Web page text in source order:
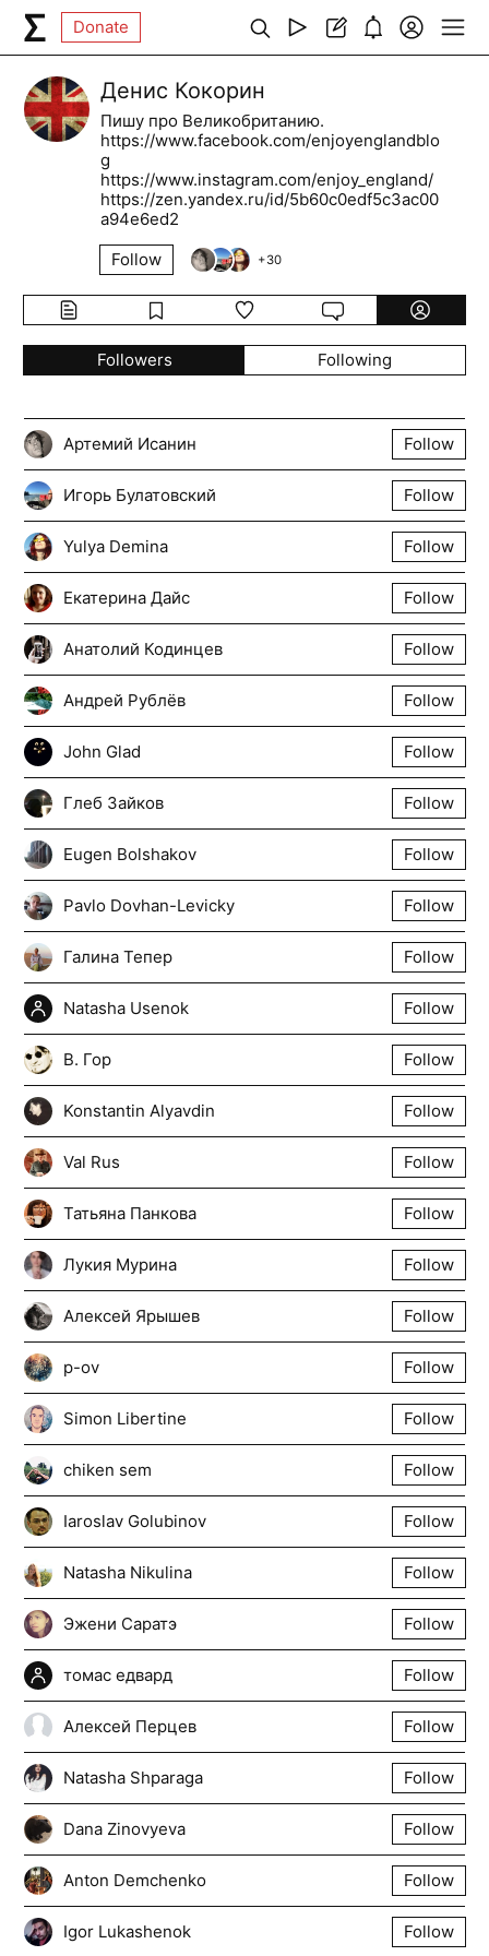
Donate
Денис Кокорин
Пишу про Великобританию.
https://www.facebook.com/enjoyenglandblo
g
https://www.instagram.com/enjoy_england/
https://zen.yandex.ru/id/5b60c0edf5c3ac00
a94e6ed2
Follow
+30
Followers Following
Артемий Исанин Follow
Игорь Булатовский Follow
Yulya Demina Follow
Екатерина Дайс Follow
Анатолий Кодинцев Follow
Андрей Рублёв Follow
John Glad Follow
Глеб Зайков Follow
Eugen Bolshakov Follow
Pavlo Dovhan-Levicky Follow
Галина Тепер Follow
Natasha Usenok Follow
В. Гор Follow
Konstantin Alyavdin Follow
Val Rus Follow
Татьяна Панкова Follow
Лукия Мурина Follow
Алексей Ярышев Follow
p-ov Follow
Simon Libertine Follow
chiken sem Follow
Iaroslav Golubinov Follow
Natasha Nikulina Follow
Эжени Саратэ Follow
томас едвард Follow
Алексей Перцев Follow
Natasha Shparaga Follow
Dana Zinovyeva Follow
Anton Demchenko Follow
Igor Lukashenok Follow